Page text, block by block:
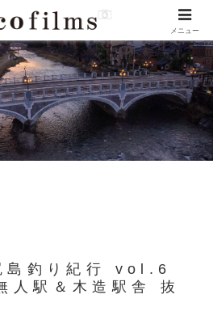
島釣り紀行 vol.6
人駅＆木造駅舎 抜
メニュー